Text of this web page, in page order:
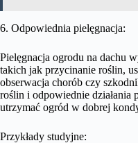
6. Odpowiednia pielęgnacja:
Pielęgnacja ogrodu na dachu
takich jak przycinanie roślin,
obserwacja chorób czy
roślin i odpowiednie działania
utrzymać ogród w dobrej
Przykłady studyjne: